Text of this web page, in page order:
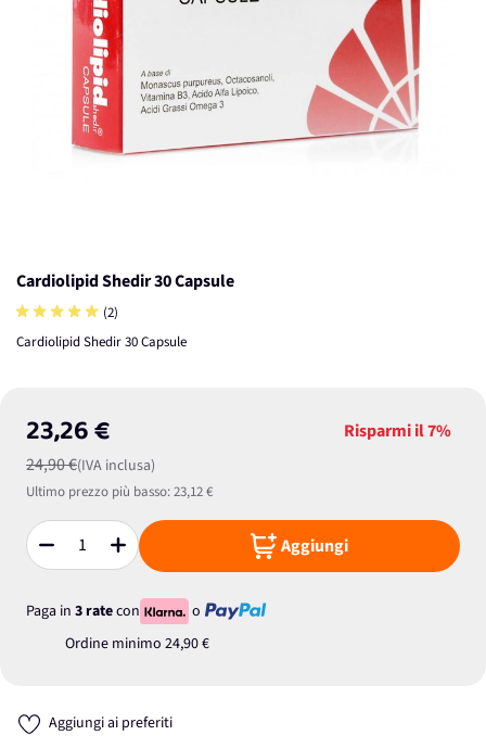
Cardiolipid Shedir 30 Capsule
(2)
Cardiolipid Shedir 30 Capsule
23,26 €
24,90 €(IVA inclusa)
Risparmi il7%
Ultimo prezzo più basso:23,12 €
Quantità Aggiungi
Paga in 3 ratecon
o
Ordine minimo 24,90 €
Aggiungi ai preferiti